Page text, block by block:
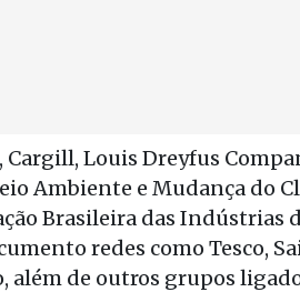
Cargill, Louis Dreyfus
Ambiente e Mudança do
Brasileira das Indústrias
redes como Tesco,
de outros grupos